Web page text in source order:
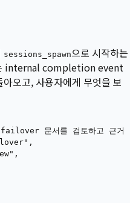
sessions_spawn으로 시작하는
internal completion event
오고, 사용자에게 무엇을 보
문서를 검토하고 근거